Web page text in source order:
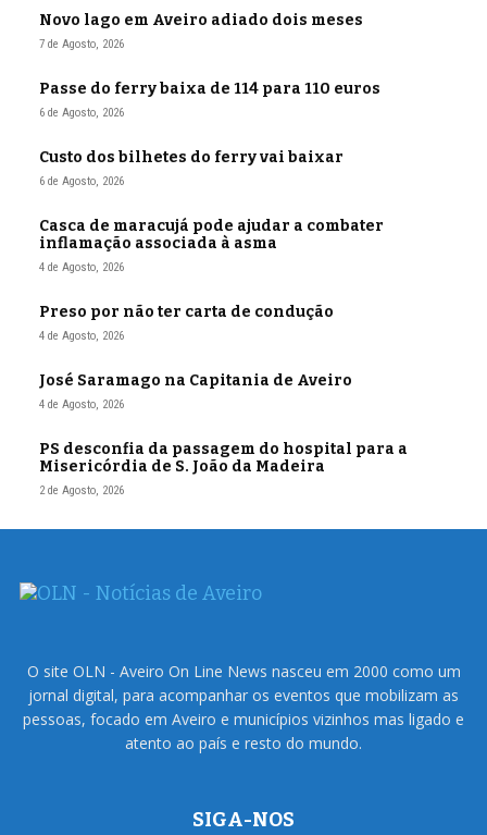
Novo lago em Aveiro adiado dois meses
7 de Agosto, 2026
Passe do ferry baixa de 114 para 110 euros
6 de Agosto, 2026
Custo dos bilhetes do ferry vai baixar
6 de Agosto, 2026
Casca de maracujá pode ajudar a combater
inflamação associada à asma
4 de Agosto, 2026
Preso por não ter carta de condução
4 de Agosto, 2026
José Saramago na Capitania de Aveiro
4 de Agosto, 2026
PS desconfia da passagem do hospital para a
Misericórdia de S. João da Madeira
2 de Agosto, 2026
O site OLN - Aveiro On Line News nasceu em 2000 como um
jornal digital, para acompanhar os eventos que mobilizam as
pessoas, focado em Aveiro e municípios vizinhos mas ligado e
atento ao país e resto do mundo.
SIGA-NOS